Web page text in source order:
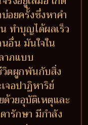
อยครั้งซึ่งหาคำ
ทำบุญได้ผลเร็ว
อื่น มันใจใน
าภแบบ
วิตผูกพันกับสิ่ง
จอปาฏิหาริย์
ด้วยอุบัติเหตุและ
ารักษา มีกำลัง